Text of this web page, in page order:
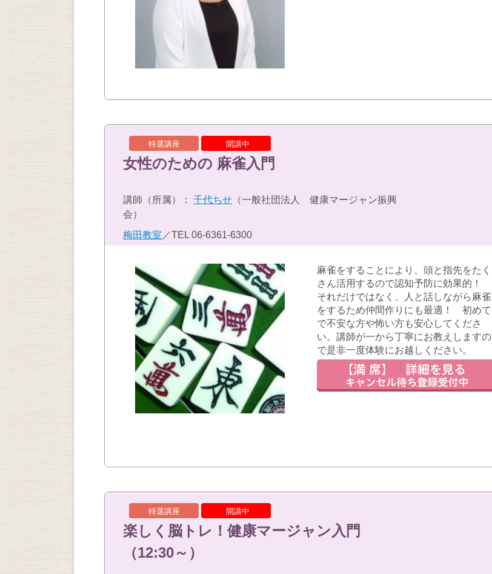
特選講座 開講中
女性のための 麻雀入門
講師（所属）： 千代ちせ （一般社団法人 健康マージャン振興
会）
梅田教室 ／TEL 06-6361-6300
麻雀をすることにより、頭と指先をたく
さん活用するので認知予防に効果的！
それだけではなく、人と話しながら麻雀
をするため仲間作りにも最適！ 初めて
で不安な方や怖い方も安心してくださ
い。講師が一から丁寧にお教えしますの
で是非一度体験にお越しください。
特選講座 開講中
楽しく脳トレ！健康マージャン入門
（12:30～）